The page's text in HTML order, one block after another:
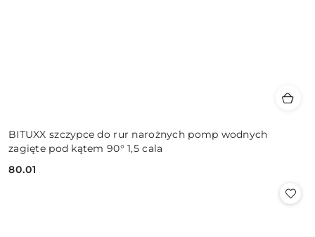
BITUXX szczypce do rur narożnych pomp wodnych
zagięte pod kątem 90° 1,5 cala
Cena:
80.01